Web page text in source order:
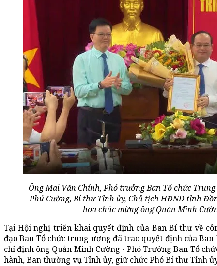
Ông Mai Văn Chính, Phó trưởng Ban Tổ chức
Phú Cường, Bí thư Tỉnh ủy, Chủ tịch HĐND tỉnh
hoa chúc mừng ông Quản Minh
Tại Hội nghị triển khai quyết định của Ban Bí thư về
đạo Ban Tổ chức trung ương đã trao quyết định của
chỉ định ông Quản Minh Cường - Phó Trưởng Ban Tổ
hành, Ban thường vụ Tỉnh ủy, giữ chức Phó Bí thư Tỉnh